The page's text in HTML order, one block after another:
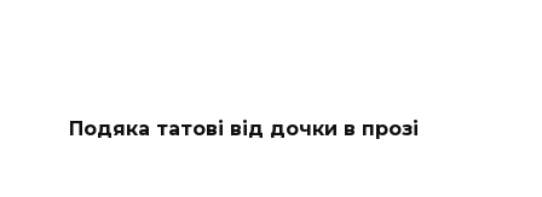
Подяка татові від дочки в прозі